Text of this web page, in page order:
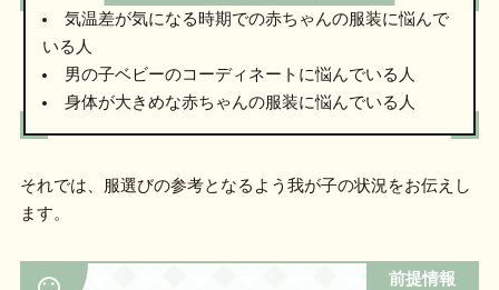
気温差が気になる時期での赤ちゃんの服装に悩んで
いる人
男の子ベビーのコーディネートに悩んでいる人
身体が大きめな赤ちゃんの服装に悩んでいる人
それでは、服選びの参考となるよう我が子の状況をお伝えし
ます。
前提情報